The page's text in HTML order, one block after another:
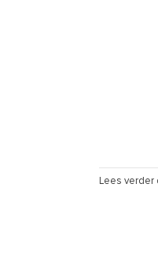
Lees verder